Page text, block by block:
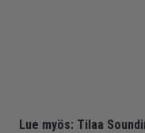
Lue myös: Tilaa